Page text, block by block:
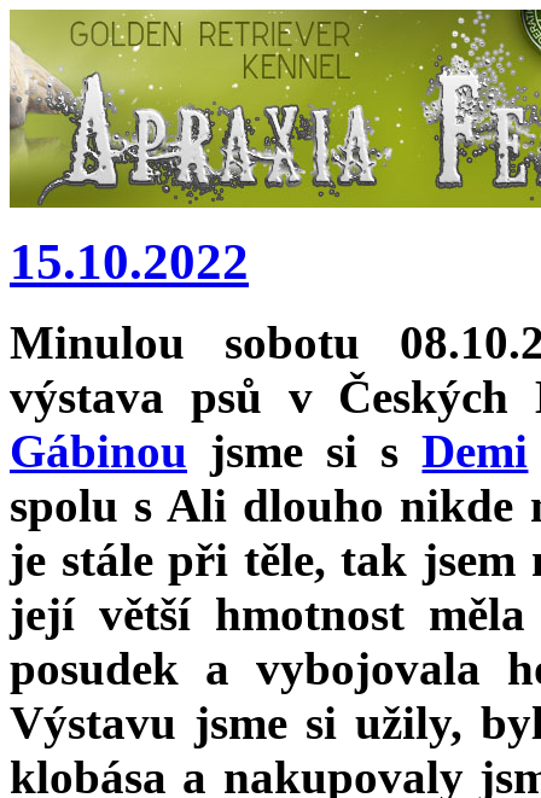
15.10.2022
Minulou sobotu
výstava psů v
Gábinou jsme si sDemi
spolu s Ali dlouho nikde
je stále při těle, tak jsem
její větší hmotnost
posudek a vybojovala
Výstavu jsme si užily,
klobása a nakupovaly